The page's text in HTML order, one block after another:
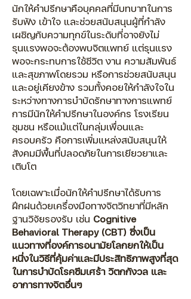
นักให้คำปรึกษาคือบุคคลที่มีบทบาทในการ
รับฟัง เข้าใจ และช่วยสนับสนุนผู้ที่กำลัง
เผชิญกับความทุกข์ในระดับที่อาจยังไม่
รุนแรงพอจะต้องพบจิตแพทย์ แต่รุนแรง
พอจะกระทบการใช้ชีวิต งาน ความสัมพันธ์
และสุขภาพโดยรวม หรือการช่วยสนับสนุน
และอยู่เคียงข้าง รวมทั้งคอยให้กำลังใจใน
ระหว่างทางการบำบัดรักษาทางการแพทย์
การมีนักให้คำปรึกษาในองค์กร โรงเรียน
ชุมชน หรือแม้แต่ในกลุ่มเพื่อนและ
ครอบครัว คือการเพิ่มแหล่งสนับสนุนให้
สังคมมีพื้นที่ปลอดภัยในการเยียวยาและ
เติบโต
โดยเฉพาะเมื่อนักให้คำปรึกษาได้รับการ
ฝึกฝนด้วยเครื่องมือทางจิตวิทยาที่มีหลัก
ฐานวิจัยรองรับ เช่น Cognitive
Behavioral Therapy (CBT) ซึ่งเป็น
แนวทางที่องค์การอนามัยโลกยกให้เป็น
หนึ่งในวิธีที่คุ้มค่าและมีประสิทธิภาพสูงที่สุด
ในการบำบัดโรคซึมเศร้า วิตกกังวล และ
อาการทางจิตอื่นๆ